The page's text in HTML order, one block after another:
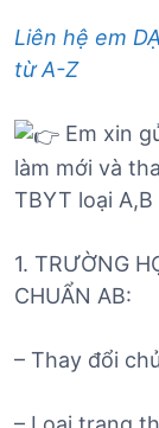
Liên hệ em
từ A-Z
Em xin
làm mới và
TBYT loại A,B
1. TRƯỜNG
CHUẨN AB:
– Thay đổi